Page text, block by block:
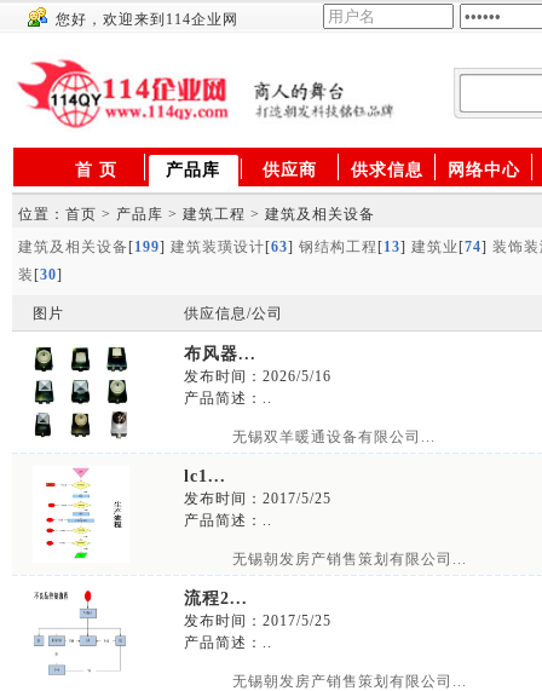
您好，欢迎来到114企业网
首 页 产品库 供应商 供求信息 网络中心
位置：首页 > 产品库 > 建筑工程 > 建筑及相关设备
建筑及相关设备 [199] 建筑装璜设计[63] 钢结构工程 [13] 建筑业 [74] 装饰装
装 [30]
图片 供应信息/公司
布风器...
发布时间：2026/5/16
产品简述：..
无锡双羊暖通设备有限公司...
lc1...
发布时间：2017/5/25
产品简述：..
无锡朝发房产销售策划有限公司...
流程2...
发布时间：2017/5/25
产品简述：..
无锡朝发房产销售策划有限公司...